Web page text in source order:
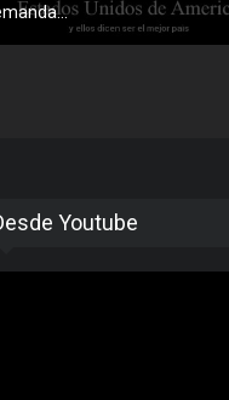
Youtube